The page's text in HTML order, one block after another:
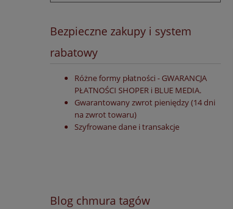
Bezpieczne zakupy i system
rabatowy
Różne formy płatności - GWARANCJA
PŁATNOŚCI SHOPER i BLUE MEDIA.
Gwarantowany zwrot pieniędzy (14 dni
na zwrot towaru)
Szyfrowane dane i transakcje
Blog chmura tagów